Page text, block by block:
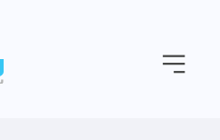
Menu